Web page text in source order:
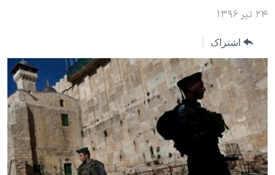
جهشورزشی
ویدیوها
فرهنگ و زندگی
حقوق شهروندی
اقتصادی
علم و فناوری
جام جهانی ۲۰۲۶
بایگانی برنامه‌های تلویزیونی
مستندها
انتخابات ریاست جمهوری آمریکا ۲۰۲۴
حمله جمهوری اسلامی به اسرائیل
رمز مهسا
فرکانس‌های صدای آمریکا
یادگیری زبان انگلیسی
دنبال کنید
۲۴ تیر ۱۳۹۶
اشتراک